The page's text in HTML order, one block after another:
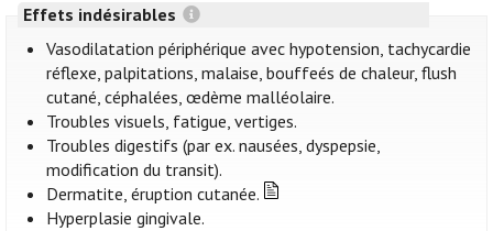
Effets indésirables
Vasodilatation périphérique avec hypotension, tachycardie
réflexe, palpitations, malaise, bouffeés de chaleur, flush
cutané, céphalées, œdème malléolaire.
Troubles visuels, fatigue, vertiges.
Troubles digestifs (par ex. nausées, dyspepsie,
modification du transit).
Dermatite, éruption cutanée.
Hyperplasie gingivale.